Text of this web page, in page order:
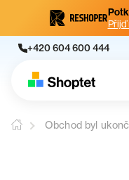
Přijď
+420 604 600 444
Obchod byl